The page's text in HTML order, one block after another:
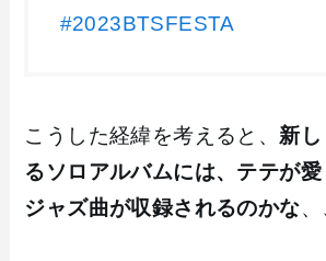
#2023BTSFESTA
こうした経緯を考えると、新
るソロアルバムには、テテが
ジャズ曲が収録されるのかな